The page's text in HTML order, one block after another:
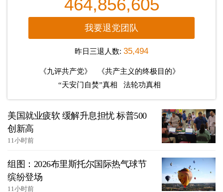
464,856,605
我要退党团队
昨日三退人数: 35,494
《九评共产党》
《共产主义的终极目的》
“天安门自焚”真相
法轮功真相
美国就业疲软 缓解升息担忧 标普500
创新高
11小时前
组图：2026布里斯托尔国际热气球节
缤纷登场
11小时前